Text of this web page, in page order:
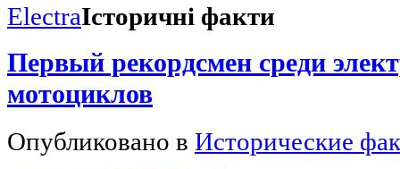
ElectraІсторичні факти
Первый рекордсмен среди
мотоциклов
Опубликовано в Исторические